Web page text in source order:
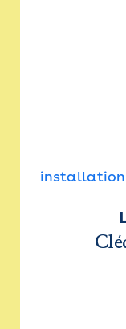
installation